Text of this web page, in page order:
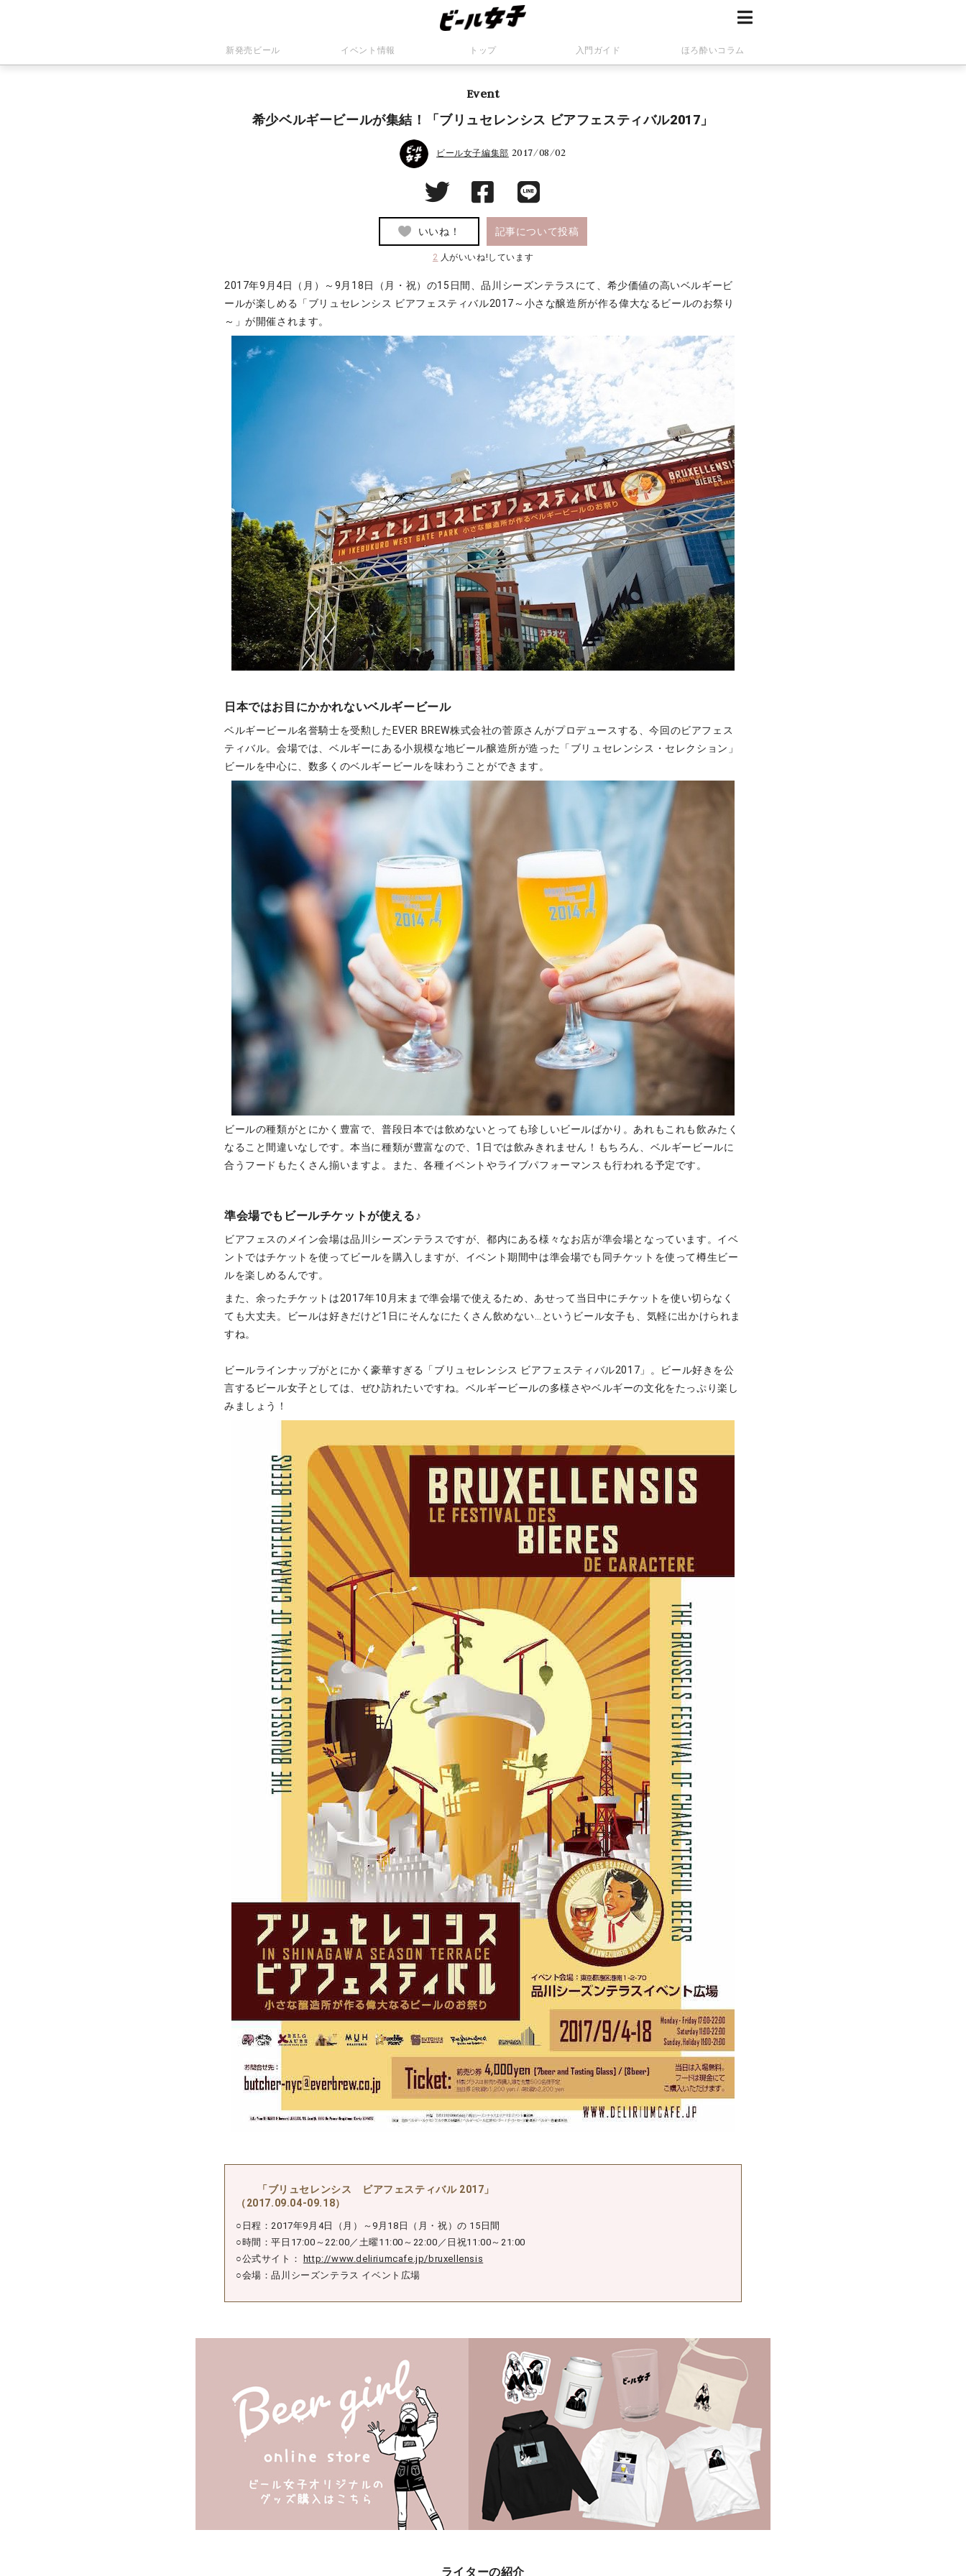
新発売ビール イベント情報 トップ 入門ガイド ほろ酔いコラム
Event
希少ベルギービールが集結！「ブリュセレンシス ビアフェスティバル2017」
ビール女子編集部 2017/08/02
いいね！ 記事について投稿
2 人がいいね!しています
2017年9月4日（月）～9月18日（月・祝）の15日間、品川シーズンテラスにて、希少価値の高いベルギービ
ールが楽しめる「ブリュセレンシス ビアフェスティバル2017～小さな醸造所が作る偉大なるビールのお祭り
～」が開催されます。
日本ではお目にかかれないベルギービール
ベルギービール名誉騎士を受勲したEVER BREW株式会社の菅原さんがプロデュースする、今回のビアフェス
ティバル。会場では、ベルギーにある小規模な地ビール醸造所が造った「ブリュセレンシス・セレクション」
ビールを中心に、数多くのベルギービールを味わうことができます。
ビールの種類がとにかく豊富で、普段日本では飲めないとっても珍しいビールばかり。あれもこれも飲みたく
なること間違いなしです。本当に種類が豊富なので、1日では飲みきれません！もちろん、ベルギービールに
合うフードもたくさん揃いますよ。また、各種イベントやライブパフォーマンスも行われる予定です。
準会場でもビールチケットが使える♪
ビアフェスのメイン会場は品川シーズンテラスですが、都内にある様々なお店が準会場となっています。イベ
ントではチケットを使ってビールを購入しますが、イベント期間中は準会場でも同チケットを使って樽生ビー
ルを楽しめるんです。
また、余ったチケットは2017年10月末まで準会場で使えるため、あせって当日中にチケットを使い切らなく
ても大丈夫。ビールは好きだけど1日にそんなにたくさん飲めない…というビール女子も、気軽に出かけられま
すね。
ビールラインナップがとにかく豪華すぎる「ブリュセレンシス ビアフェスティバル2017」。ビール好きを公
言するビール女子としては、ぜひ訪れたいですね。ベルギービールの多様さやベルギーの文化をたっぷり楽し
みましょう！
「ブリュセレンシス ビアフェスティバル 2017」
（2017.09.04-09.18）
○日程：2017年9月4日（月）～9月18日（月・祝）の 15日間
○時間：平日17:00～22:00／土曜11:00～22:00／日祝11:00～21:00
○公式サイト：
http://www.deliriumcafe.jp/bruxellensis
○会場：品川シーズンテラス イベント広場
ライターの紹介